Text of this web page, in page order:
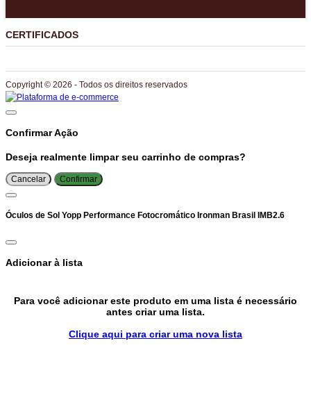
CERTIFICADOS
Copyright © 2026 - Todos os direitos reservados
Confirmar Ação
Deseja realmente limpar seu carrinho de compras?
Cancelar Confirmar
Óculos de Sol Yopp Performance Fotocromático Ironman Brasil IMB2.6
Adicionar à lista
Para você adicionar este produto em uma lista é necessário
antes criar uma lista.
Clique aqui para criar uma nova lista